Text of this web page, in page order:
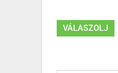
VÁLASZOLJ